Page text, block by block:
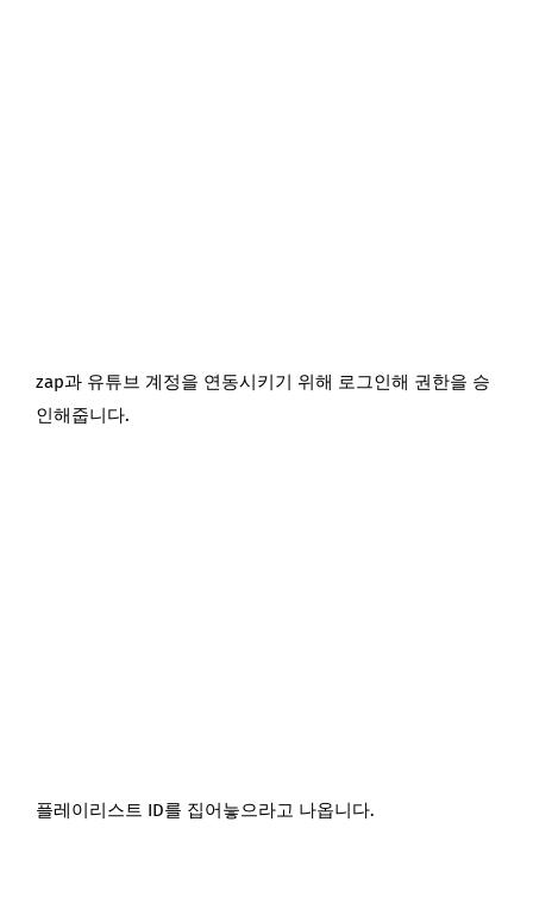
zap과 유튜브 계정을 연동시키기 위해 로그인해 권한을 승
인해줍니다.
플레이리스트 ID를 집어늫으라고 나옵니다.